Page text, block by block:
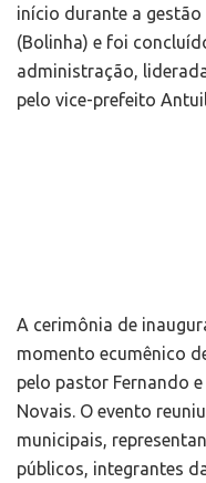
início durante a
(Bolinha) e foi
administração,
pelo vice-prefeito
A cerimônia de
momento ecumênico
pelo pastor Fernando
Novais. O evento
municipais,
públicos, integrantes